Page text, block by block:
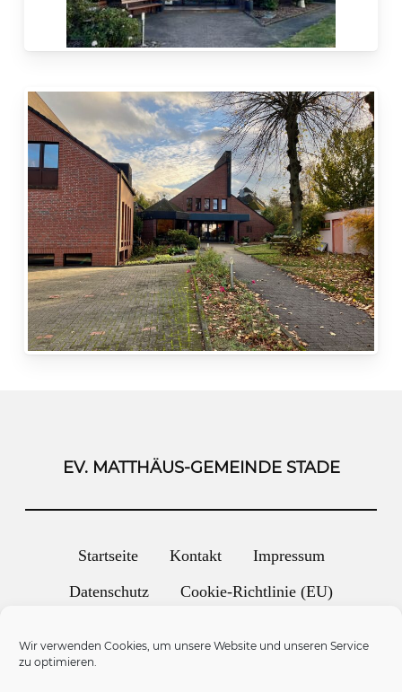
Wir verwenden Cookies, um unsere Website und unseren Service
zu optimieren.
EV. MATTHÄUS-GEMEINDE STADE
Startseite Kontakt
Impressum
Datenschutz
Cookie-Richtlinie (EU)
zur Infomail anmelden